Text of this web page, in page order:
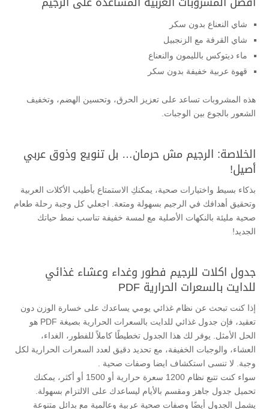
شاي النعناع بدون سكر
شاي القرفة مع الزنجبيل
ماء ديتوكس بالليمون والنعناع
قهوة عربية خفيفة بدون سكر
هذه المشروبات تساعد على تعزيز الحرق، وتحسين الهضم، وتخفيف
الشعور بالجوع بين الوجبات.
الخلاصة: الرجيم مش حرمان… بل تنويع وذوق عربي
أصيل!
بذكاء بسيط واختيارات صحية، يمكنكِ الاستمتاع بأطيب الأكلات العربية
وتحقيق أهدافك في الرجيم بسهولة ومتعة. اجعلي كل وجبة رحلة طعام
صحية مليئة بالنكهات الأصلية مع لمسة خفيفة تناسب نمط حياتك
الجديد!
جدول اكلات للرجيم فطور وغداء وعشاء غذائي
للدايت بالسعرات الحرارية PDF
إذا كنت تبحث عن نظام غذائي يومي يساعدك على خسارة الوزن دون
تعقيد، فإن جدول غذائي للدايت بالسعرات الحرارية بصيغة PDF هو
الحل الأمثل. يوفر لك هذا الجدول تخطيطًا كاملاً للفطور، الغداء،
العشاء، والوجبات الخفيفة، مع تحديد دقيق لعدد السعرات الحرارية لكل
وجبة. لا تنسى استكشاف ايضا وصفات صحية .
سواء كنت تتبع نظام 1200 سعرة حرارية أو 1500 أو أكثر، يمكنك
تحميل جدول جاهز ومقسم بالأيام ليساعدك على الالتزام بسهولة.
يشمل الجدول أيضًا وصفات صحية عربية وعالمية مع بدائل متنوعة